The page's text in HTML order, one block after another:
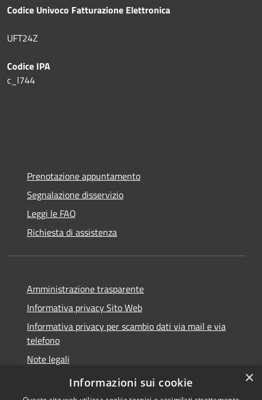
Codice Univoco Fatturazione Elettronica
UFT24Z
Codice IPA
c_l744
Prenotazione appuntamento
Segnalazione disservizio
Leggi le FAQ
Richiesta di assistenza
Amministrazione trasparente
Informativa privacy Sito Web
Informativa privacy per scambio dati via mail e via
telefono
Note legali
Dichiarazione di accessibilità
×
Informazioni sui cookie